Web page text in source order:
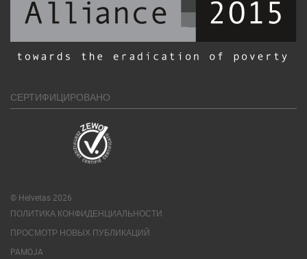
СЕРТИФИЦИРОВАНО
© Helvetas 2026
ПОЛИТИКА КОНФИДЕНЦИАЛЬНОСТИ
ПРОСМОТР НОВЫХ ПУБЛИКАЦИЙ
PAMOJA